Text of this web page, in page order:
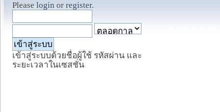
Please login or register.
เข้าสู่ระบบด้วยชื่อผู้ใช้ รหัสผ่าน และ
ระยะเวลาในเซสชั่น